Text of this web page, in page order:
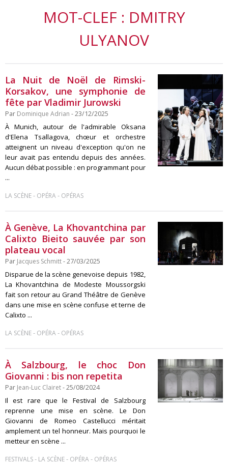
MOT-CLEF : DMITRY
ULYANOV
La Nuit de Noël de Rimski-
Korsakov, une symphonie de
fête par Vladimir Jurowski
Par Dominique Adrian - 23/12/2025
À Munich, autour de l'admirable Oksana
d'Elena Tsallagova, chœur et orchestre
atteignent un niveau d'exception qu'on ne
leur avait pas entendu depuis des années.
Aucun débat possible : en programmant pour
...
LA SCÈNE- OPÉRA- OPÉRAS
À Genève, La Khovantchina par
Calixto Bieito sauvée par son
plateau vocal
Par Jacques Schmitt- 27/03/2025
Disparue de la scène genevoise depuis 1982,
La Khovantchina de Modeste Moussorgski
fait son retour au Grand Théâtre de Genève
dans une mise en scène confuse et terne de
Calixto ...
LA SCÈNE- OPÉRA- OPÉRAS
À Salzbourg, le choc Don
Giovanni : bis non repetita
Par Jean-Luc Clairet- 25/08/2024
Il est rare que le Festival de Salzbourg
reprenne une mise en scène. Le Don
Giovanni de Romeo Castellucci méritait
amplement un tel honneur. Mais pourquoi le
metteur en scène ...
FESTIVALS- LA SCÈNE- OPÉRA- OPÉRAS